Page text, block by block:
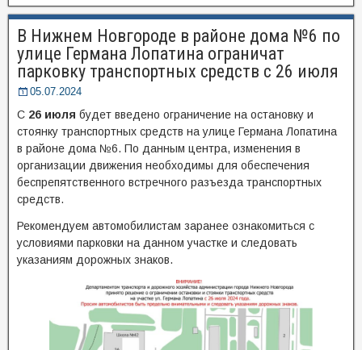
В Нижнем Новгороде в районе дома №6 по
улице Германа Лопатина ограничат
парковку транспортных средств с 26 июля
05.07.2024
С 26 июля будет введено ограничение на остановку и
стоянку транспортных средств на улице Германа Лопатина
в районе дома №6. По данным центра, изменения в
организации движения необходимы для обеспечения
беспрепятственного встречного разъезда транспортных
средств.
Рекомендуем автомобилистам заранее ознакомиться с
условиями парковки на данном участке и следовать
указаниям дорожных знаков.